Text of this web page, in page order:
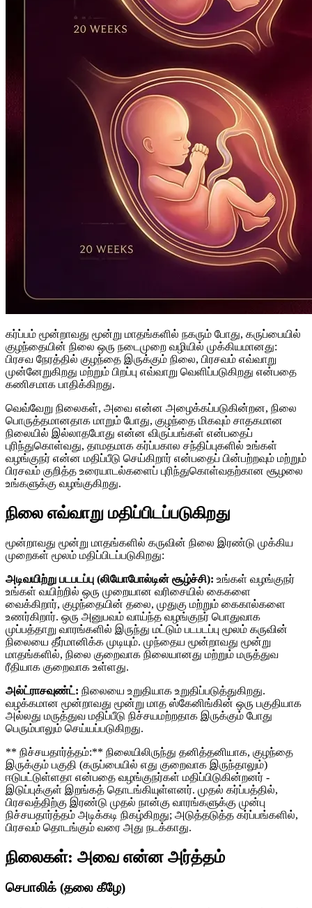
கர்ப்பம் மூன்றாவது மூன்று மாதங்களில் நகரும் போது, ​​கருப்பையில்
குழந்தையின் நிலை ஒரு நடைமுறை வழியில் முக்கியமானது:
பிரசவ நேரத்தில் குழந்தை இருக்கும் நிலை, பிரசவம் எவ்வாறு
முன்னேறுகிறது மற்றும் பிறப்பு எவ்வாறு வெளிப்படுகிறது என்பதை
கணிசமாக பாதிக்கிறது.
வெவ்வேறு நிலைகள், அவை என்ன அழைக்கப்படுகின்றன, நிலை
பொருத்தமானதாக மாறும் போது, ​​குழந்தை மிகவும் சாதகமான
நிலையில் இல்லாதபோது என்ன விருப்பங்கள் என்பதைப்
புரிந்துகொள்வது, தாமதமாக கர்ப்பகால சந்திப்புகளில் உங்கள்
வழங்குநர் என்ன மதிப்பீடு செய்கிறார் என்பதைப் பின்பற்றவும் மற்றும்
பிரசவம் குறித்த உரையாடல்களைப் புரிந்துகொள்வதற்கான சூழலை
உங்களுக்கு வழங்குகிறது.
நிலை எவ்வாறு மதிப்பிடப்படுகிறது
மூன்றாவது மூன்று மாதங்களில் கருவின் நிலை இரண்டு முக்கிய
முறைகள் மூலம் மதிப்பிடப்படுகிறது:
அடிவயிற்று படபடப்பு (லியோபோல்டின் சூழ்ச்சி): உங்கள் வழங்குநர்
உங்கள் வயிற்றில் ஒரு முறையான வரிசையில் கைகளை
வைக்கிறார், குழந்தையின் தலை, முதுகு மற்றும் கைகால்களை
உணர்கிறார். ஒரு அனுபவம் வாய்ந்த வழங்குநர் பொதுவாக
முப்பத்தாறு வாரங்களில் இருந்து மட்டும் படபடப்பு மூலம் கருவின்
நிலையை தீர்மானிக்க முடியும். முந்தைய மூன்றாவது மூன்று
மாதங்களில், நிலை குறைவாக நிலையானது மற்றும் மருத்துவ
ரீதியாக குறைவாக உள்ளது.
அல்ட்ராசவுண்ட்: நிலையை உறுதியாக உறுதிப்படுத்துகிறது.
வழக்கமான மூன்றாவது மூன்று மாத ஸ்கேனிங்கின் ஒரு பகுதியாக
அல்லது மருத்துவ மதிப்பீடு நிச்சயமற்றதாக இருக்கும் போது
பெரும்பாலும் செய்யப்படுகிறது.
** நிச்சயதார்த்தம்:** நிலையிலிருந்து தனித்தனியாக, குழந்தை
இருக்கும் பகுதி (கருப்பையில் எது குறைவாக இருந்தாலும்)
ஈடுபட்டுள்ளதா என்பதை வழங்குநர்கள் மதிப்பிடுகின்றனர் -
இடுப்புக்குள் இறங்கத் தொடங்கியுள்ளனர். முதல் கர்ப்பத்தில்,
பிரசவத்திற்கு இரண்டு முதல் நான்கு வாரங்களுக்கு முன்பு
நிச்சயதார்த்தம் அடிக்கடி நிகழ்கிறது; அடுத்தடுத்த கர்ப்பங்களில்,
பிரசவம் தொடங்கும் வரை அது நடக்காது.
நிலைகள்: அவை என்ன அர்த்தம்
செபாலிக் (தலை கீழே)